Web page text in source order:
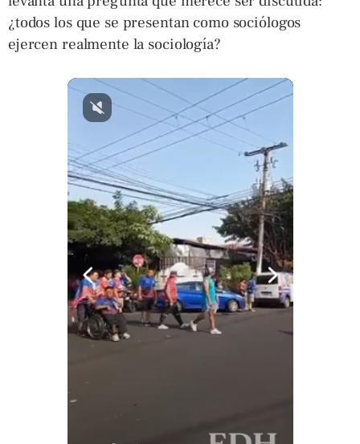
¿todos los que se presentan como sociólogos
ejercen realmente la sociología?